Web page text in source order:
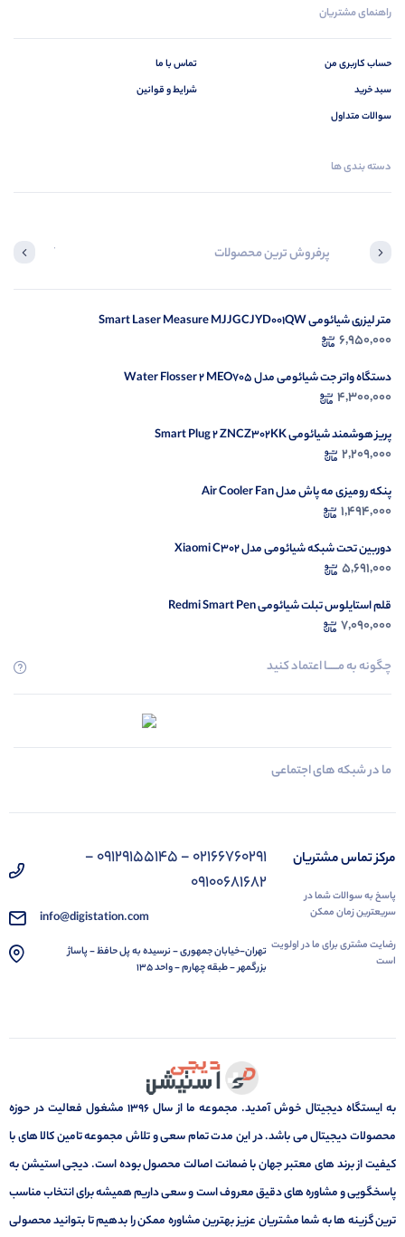
راهنمای مشتریان
حساب کاربری من
سبد خرید
سوالات متداول
تماس با ما
شرایط و قوانین
دسته بندی ها
پرفروش ترین محصولات آخرین
متر لیزری شیائومی Smart Laser Measure MJJGCJYD001QW
6,950,000
دستگاه واتر جت شیائومی مدل Water Flosser 2 MEO705
4,300,000
پریز هوشمند شیائومی Smart Plug 2 ZNCZ302KK
2,209,000
پنکه رومیزی مه پاش مدل Air Cooler Fan
1,494,000
دوربین تحت شبکه شیائومی مدل Xiaomi C302
5,691,000
قلم استایلوس تبلت شیائومی Redmi Smart Pen
7,090,000
چگونه به مــــــا اعتماد کنید
ما در شبکه های اجتماعی
مرکز تماس مشتریان
پاسخ به سوالات شما در
سریعترین زمان ممکن
رضایت مشتری برای ما در اولویت
است
02166760291 - 09129155145 -
09100681682
info@digistation.com
تهران-خیابان جمهوری - نرسیده به پل حافظ - پاساژ
بزرگمهر - طبقه چهارم - واحد 135
به ایستگاه دیجیتال خوش آمدید. مجموعه ما از سال 1396 مشغول فعالیت در حوزه
محصولات دیجیتال می باشد. در این مدت تمام سعی و تلاش مجموعه تامین کالا های با
کیفیت از برند های معتبر جهان با ضمانت اصالت محصول بوده است. دیجی استیشن به
پاسخگویی و مشاوره های دقیق معروف است و سعی داریم همیشه برای انتخاب مناسب
ترین گزینه ها به شما مشتریان عزیز بهترین مشاوره ممکن را بدهیم تا بتوانید محصولی